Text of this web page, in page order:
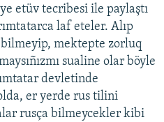
etüv tecribesi ile paylaştı
laf eteler. Alıp
bilmeyip, mektepte zorluq
sualine olar böyle
devletinde
er yerde rus tilini
rusça bilmeycekler kibi